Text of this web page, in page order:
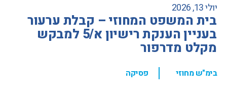
יולי 13, 2026
בית המשפט המחוזי – קבלת ערעור
בעניין הענקת רישיון א/5 למבקש
מקלט מדרפור
בימ"ש מחוזי , פסיקה